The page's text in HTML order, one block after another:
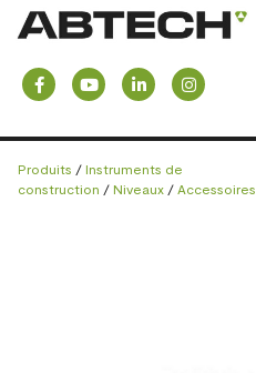
Produits / Instruments de
construction / Niveaux / Accessoires